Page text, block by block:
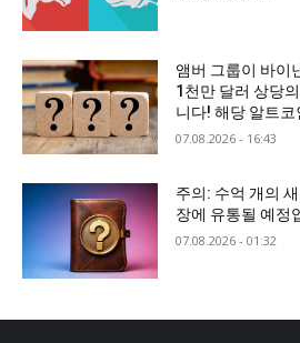
앰버 그룹이 바이
1천만 달러 상당
니다! 해당 알트
07.08.2026 - 16:43
주의: 수억 개의
장에 유통될 예정
07.08.2026 - 01:32